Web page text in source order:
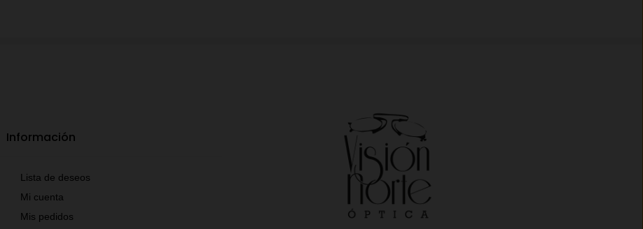
Información
Lista de deseos
Mi cuenta
Mis pedidos